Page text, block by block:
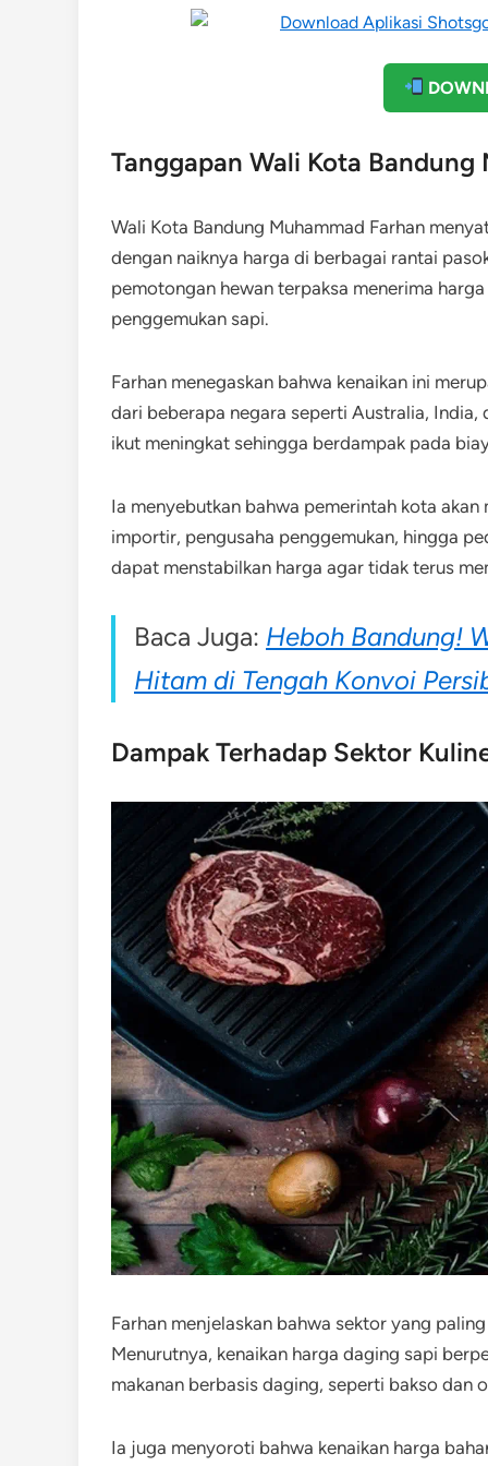
Tanggapan Wali Kota Bandung
Wali Kota Bandung Muhammad Farhan
dengan naiknya harga di berbagai rantai
pemotongan hewan terpaksa menerima
penggemukan sapi.
Farhan menegaskan bahwa kenaikan ini
dari beberapa negara seperti Australia, India,
ikut meningkat sehingga berdampak pada
Ia menyebutkan bahwa pemerintah kota
importir, pengusaha penggemukan, hingga
dapat menstabilkan harga agar tidak terus
Baca Juga: Heboh Bandung!
Hitam di Tengah Konvoi
Dampak Terhadap Sektor
Farhan menjelaskan bahwa sektor yang
Menurutnya, kenaikan harga daging sapi
makanan berbasis daging, seperti bakso dan
Ia juga menyoroti bahwa kenaikan harga